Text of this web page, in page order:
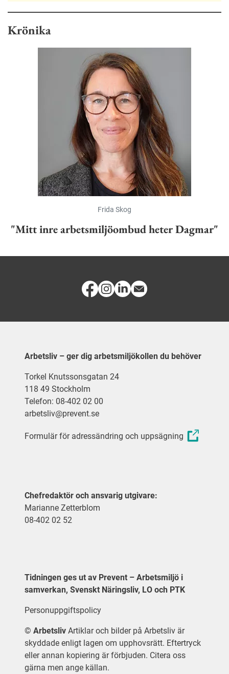
Krönika
Frida Skog
"Mitt inre arbetsmiljöombud heter Dagmar"
Arbetsliv – ger dig arbetsmiljökollen du behöver
Torkel Knutssonsgatan 24
118 49 Stockholm
Telefon: 08-402 02 00
arbetsliv@prevent.se
Formulär för adressändring och uppsägning
Chefredaktör och ansvarig utgivare:
Marianne Zetterblom
08-402 02 52
Tidningen ges ut av Prevent – Arbetsmiljö i
samverkan, Svenskt Näringsliv, LO och PTK
Personuppgiftspolicy
© Arbetsliv Artiklar och bilder på Arbetsliv är
skyddade enligt lagen om upphovsrätt. Eftertryck
eller annan kopiering är förbjuden. Citera oss
gärna men ange källan.